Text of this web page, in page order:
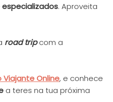
. Aproveita
road tripcom a
ViajanteOnline, e conhece
a teres na tua próxima